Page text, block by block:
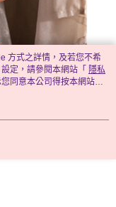
方式之詳情，及若您不希
定，請參閱本網站「 隱私
同意本公司得按本網站使